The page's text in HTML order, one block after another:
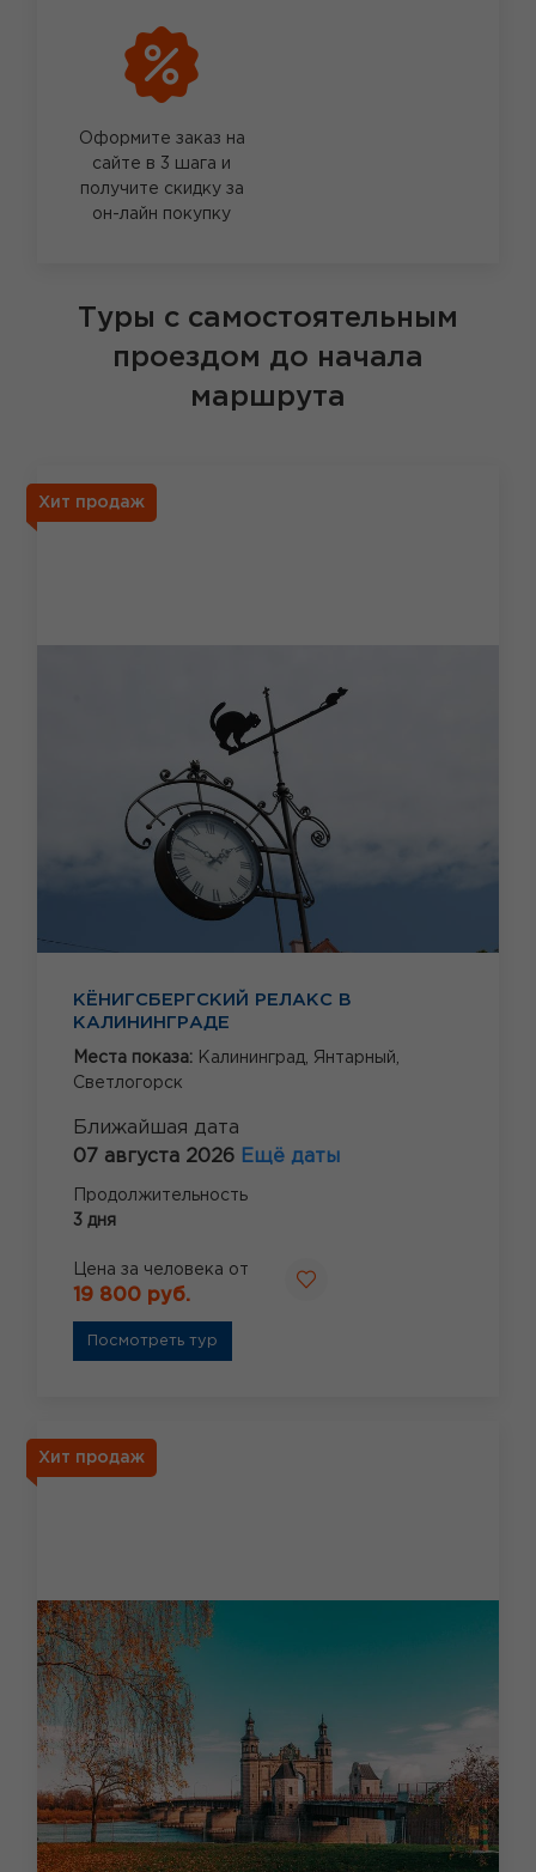
Оформите заказ на
сайте в 3 шага и
получите скидку за
он-лайн покупку
Туры с самостоятельным
проездом до начала
маршрута
Хит продаж
КЁНИГСБЕРГСКИЙ РЕЛАКС В
КАЛИНИНГРАДЕ
Места показа: Калининград, Янтарный,
Светлогорск
Ближайшая дата
07 августа 2026 Ещё даты
Продолжительность
3 дня
Цена за человека от
19 800 руб.
Посмотреть тур
Хит продаж